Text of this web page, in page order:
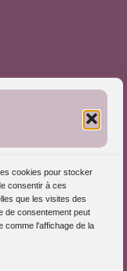
cookies pour stocker
consentir à ces
que les visites des
de consentement peut
comme l'affichage de la